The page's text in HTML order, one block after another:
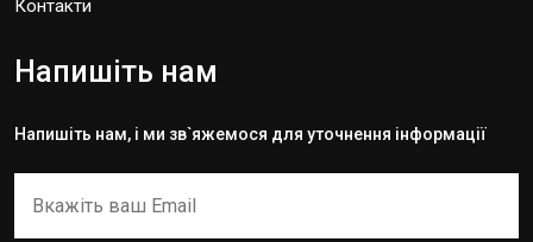
Контакти
Напишіть нам
Напишіть нам, і ми зв`яжемося для уточнення інформації